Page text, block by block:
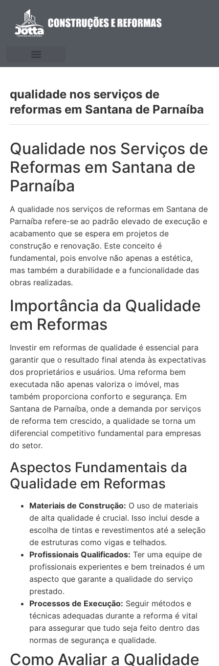
qualidade nos serviços de
reformas em Santana de Parnaíba
Qualidade nos Serviços de
Reformas em Santana de
Parnaíba
A qualidade nos serviços de reformas em Santana de
Parnaíba refere-se ao padrão elevado de execução e
acabamento que se espera em projetos de
construção e renovação. Este conceito é
fundamental, pois envolve não apenas a estética,
mas também a durabilidade e a funcionalidade das
obras realizadas.
Importância da Qualidade
em Reformas
Investir em reformas de qualidade é essencial para
garantir que o resultado final atenda às expectativas
dos proprietários e usuários. Uma reforma bem
executada não apenas valoriza o imóvel, mas
também proporciona conforto e segurança. Em
Santana de Parnaíba, onde a demanda por serviços
de reforma tem crescido, a qualidade se torna um
diferencial competitivo fundamental para empresas
do setor.
Aspectos Fundamentais da
Qualidade em Reformas
Materiais de Construção: O uso de materiais
de alta qualidade é crucial. Isso inclui desde a
escolha de tintas e revestimentos até a seleção
de estruturas como vigas e telhados.
Profissionais Qualificados: Ter uma equipe de
profissionais experientes e bem treinados é um
aspecto que garante a qualidade do serviço
prestado.
Processos de Execução: Seguir métodos e
técnicas adequadas durante a reforma é vital
para assegurar que tudo seja feito dentro das
normas de segurança e qualidade.
Como Avaliar a Qualidade